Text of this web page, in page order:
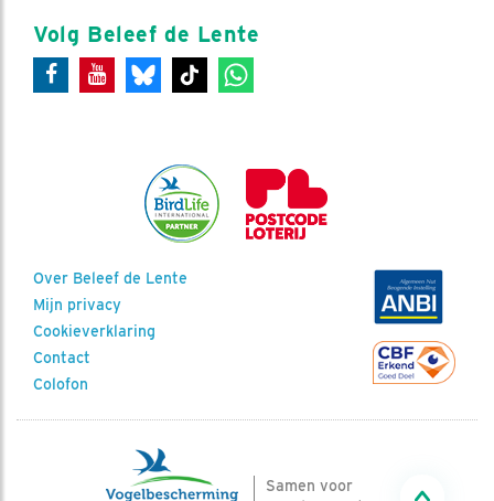
Volg Beleef de Lente
Over Beleef de Lente
Mijn privacy
Cookieverklaring
Contact
Colofon
Samen voor